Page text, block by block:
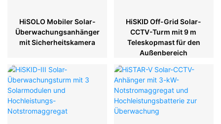
HiSOLO Mobiler Solar-
Überwachungsanhänger
mit Sicherheitskamera
HiSKID Off-Grid Solar-
CCTV-Turm mit 9 m
Teleskopmast für den
Außenbereich